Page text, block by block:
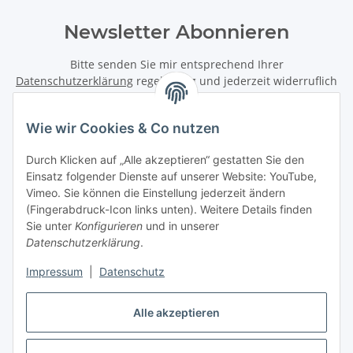
Alle akzeptieren
Wie wir Cookies & Co nutzen
Durch Klicken auf „Alle akzeptieren“ gestatten Sie den
Einsatz folgender Dienste auf unserer Website: YouTube,
Vimeo. Sie können die Einstellung jederzeit ändern
(Fingerabdruck-Icon links unten). Weitere Details finden
Sie unter Konfigurieren und in unserer
Datenschutzerklärung.
Impressum Datenschutz
Newsletter Abonnieren
Bitte senden Sie mir entsprechend Ihrer
Datenschutzerklärung regelmäßig und jederzeit widerruflich
Informationen zu Ihrem Produktsortiment per E-Mail zu.
Newsletter Abonnieren
Informationen
Gesetzliche Informationen